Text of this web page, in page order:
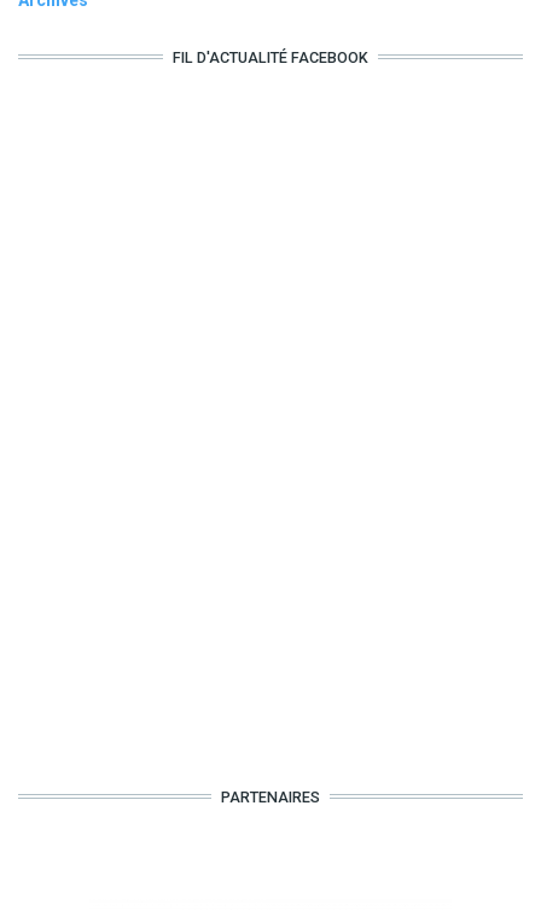
FIL D'ACTUALITÉ FACEBOOK
PARTENAIRES